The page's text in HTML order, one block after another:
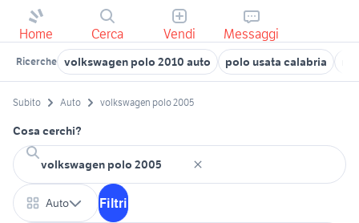
Home Cerca Vendi Messaggi
Ricerche volkswagen polo 2010 auto polo usata calabria
Subito Auto volkswagen polo 2005
Cosa cerchi?
Auto Filtri